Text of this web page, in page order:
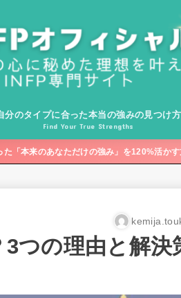
分のタイプに合った本当の強みの見つけ方
Find Your True Strengths
た「本来のあなただけの強み」を120%活か
つの理由と解決